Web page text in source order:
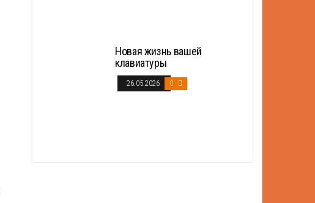
Новая жизнь вашей
клавиатуры
26.05.2026 0